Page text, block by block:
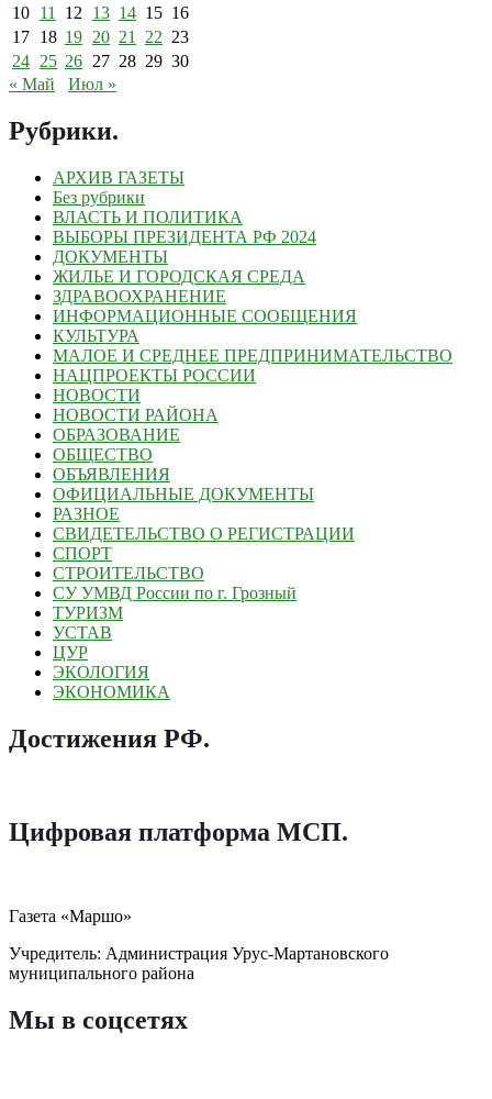
10 11 12 13 14 15 16
17 18 19 20 21 22 23
24 25 26 27 28 29 30
« Май
Июл »
Рубрики.
АРХИВ ГАЗЕТЫ
Без рубрики
ВЛАСТЬ И ПОЛИТИКА
ВЫБОРЫ ПРЕЗИДЕНТА РФ 2024
ДОКУМЕНТЫ
ЖИЛЬЕ И ГОРОДСКАЯ СРЕДА
ЗДРАВООХРАНЕНИЕ
ИНФОРМАЦИОННЫЕ СООБЩЕНИЯ
КУЛЬТУРА
МАЛОЕ И СРЕДНЕЕ ПРЕДПРИНИМАТЕЛЬСТВО
НАЦПРОЕКТЫ РОССИИ
НОВОСТИ
НОВОСТИ РАЙОНА
ОБРАЗОВАНИЕ
ОБЩЕСТВО
ОБЪЯВЛЕНИЯ
ОФИЦИАЛЬНЫЕ ДОКУМЕНТЫ
РАЗНОЕ
СВИДЕТЕЛЬСТВО О РЕГИСТРАЦИИ
СПОРТ
СТРОИТЕЛЬСТВО
СУ УМВД России по г. Грозный
ТУРИЗМ
УСТАВ
ЦУР
ЭКОЛОГИЯ
ЭКОНОМИКА
Достижения РФ.
Цифровая платформа МСП.
Газета «Маршо»
Учредитель: Администрация Урус-Мартановского
муниципального района
Мы в соцсетях